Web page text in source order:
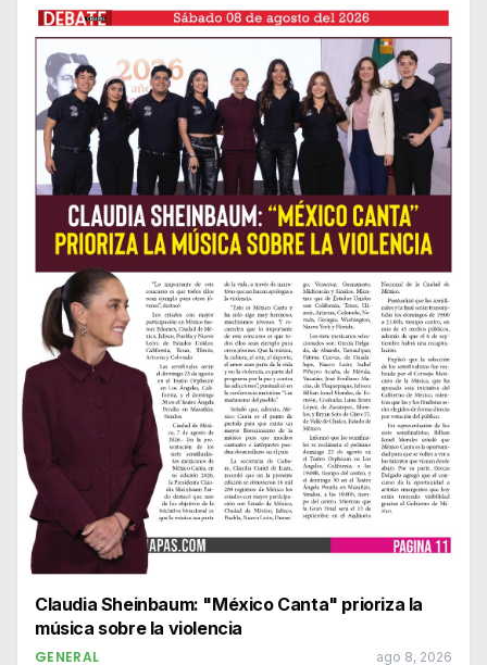
Claudia Sheinbaum: "México Canta" prioriza la
música sobre la violencia
GENERAL ago 8, 2026